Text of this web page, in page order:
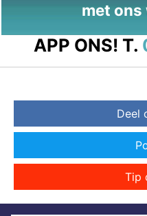
met ons
APP ONS! T.
Deel
Tip